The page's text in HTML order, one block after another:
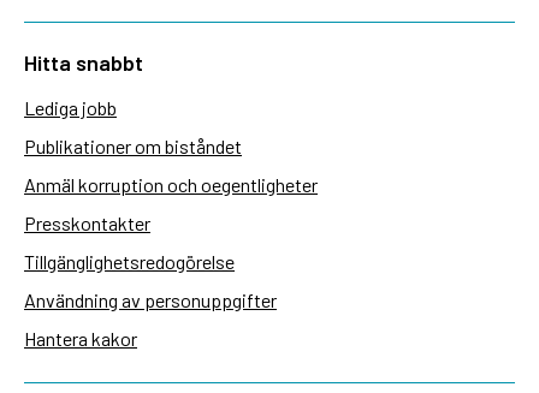
Hitta snabbt
Lediga jobb
Publikationer om biståndet
Anmäl korruption och oegentligheter
Presskontakter
Tillgänglighetsredogörelse
Användning av personuppgifter
Hantera kakor